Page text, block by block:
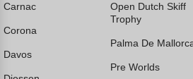
Carnac
Corona
Davos
Open Dutch Skiff
Trophy
Palma De
Pre Worlds